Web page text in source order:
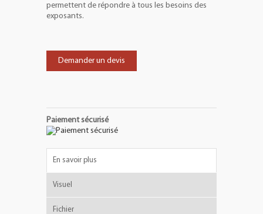
permettent de répondre à tous les besoins des
exposants.
Demander un devis
Paiement sécurisé
En savoir plus
Visuel
Fichier